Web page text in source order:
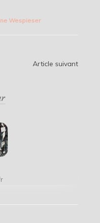
Wespieser
Article suivant